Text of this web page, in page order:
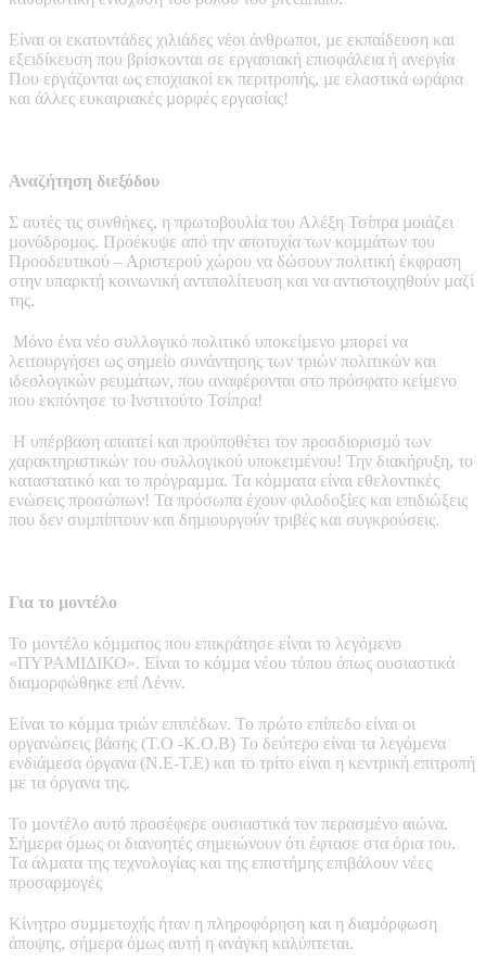
Είναι οι εκατοντάδες χιλιάδες νέοι άνθρωποι, µε εκπαίδευση και
εξειδίκευση που βρίσκονται σε εργασιακή επισφάλεια ή ανεργία
Που εργάζονται ως εποχιακοί εκ περιτροπής, µε ελαστικά ωράρια
και άλλες ευκαιριακές µορφές εργασίας!
Αναζήτηση διεξόδου
Σ αυτές τις συνθήκες, η πρωτοβουλία του Αλέξη Τσίπρα µοιάζει
µονόδροµος. Προέκυψε από την αποτυχία των κοµµάτων του
Προοδευτικού – Αριστερού χώρου να δώσουν πολιτική έκφραση
στην υπαρκτή κοινωνική αντιπολίτευση και να αντιστοιχηθούν µαζί
της.
Μόνο ένα νέο συλλογικό πολιτικό υποκείµενο µπορεί να
λειτουργήσει ως σηµείο συνάντησης των τριών πολιτικών και
ιδεολογικών ρευµάτων, που αναφέρονται στο πρόσφατο κείµενο
που εκπόνησε το Ινστιτούτο Τσίπρα!
Η υπέρβαση απαιτεί και προϋποθέτει τον προσδιορισµό των
χαρακτηριστικών του συλλογικού υποκειµένου! Την διακήρυξη, το
καταστατικό και το πρόγραµµα. Τα κόµµατα είναι εθελοντικές
ενώσεις προσώπων! Τα πρόσωπα έχουν φιλοδοξίες και επιδιώξεις
που δεν συµπίπτουν και δηµιουργούν τριβές και συγκρούσεις.
Για το µοντέλο
Το µοντέλο κόµµατος που επικράτησε είναι το λεγόµενο
«ΠΥΡΑΜΙΔΙΚΟ». Είναι το κόµµα νέου τύπου όπως ουσιαστικά
διαµορφώθηκε επί Λένιν.
Είναι το κόµµα τριών επιπέδων. Το πρώτο επίπεδο είναι οι
οργανώσεις βάσης (Τ.Ο -Κ.Ο.Β) Το δεύτερο είναι τα λεγόµενα
ενδιάµεσα όργανα (Ν.Ε-Τ.Ε) και το τρίτο είναι η κεντρική επιτροπή
µε τα όργανα της.
Το µοντέλο αυτό προσέφερε ουσιαστικά τον περασµένο αιώνα.
Σήµερα όµως οι διανοητές σηµειώνουν ότι έφτασε στα όρια του.
Τα άλµατα της τεχνολογίας και της επιστήµης επιβάλουν νέες
προσαρµογές
Κίνητρο συµµετοχής ήταν η πληροφόρηση και η διαµόρφωση
άποψης, σήµερα όµως αυτή η ανάγκη καλύπτεται.